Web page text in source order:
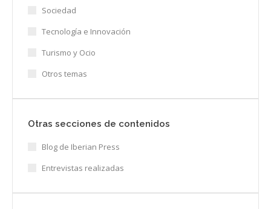
Sociedad
Tecnología e Innovación
Turismo y Ocio
Otros temas
Otras secciones de contenidos
Blog de Iberian Press
Entrevistas realizadas